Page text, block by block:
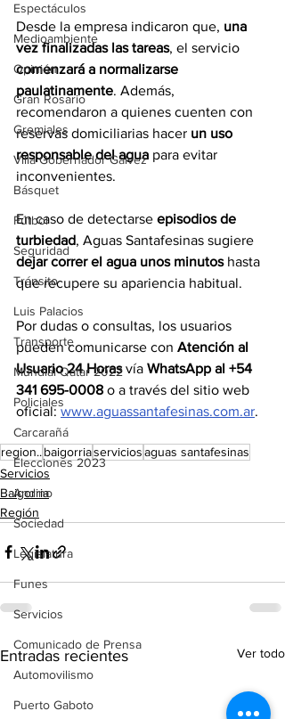
Espectáculos
Medioambiente
Opinión
Gran Rosario
Gremiales
Villa Gobernador Gálvez
Básquet
Fútbol
Seguridad
Tránsito
Luis Palacios
Transporte
Mundial Qatar 2022
Policiales
Carcarañá
Elecciones 2023
Andino
Sociedad
Legislatura
Funes
Servicios
Comunicado de Prensa
Automovilismo
Puerto Gaboto
Desde la empresa indicaron que, una
vez finalizadas las tareas, el servicio
comenzará a normalizarse
paulatinamente. Además,
recomendaron a quienes cuenten con
reservas domiciliarias hacer un uso
responsable del agua para evitar
inconvenientes.
En caso de detectarse episodios de
turbiedad, Aguas Santafesinas sugiere
dejar correr el agua unos minutos hasta
que recupere su apariencia habitual.
Por dudas o consultas, los usuarios
pueden comunicarse con Atención al
Usuario 24 Horas vía WhatsApp al +54
341 695-0008 o a través del sitio web
oficial: www.aguassantafesinas.com.ar.
region.. baigorriaserviciosaguas santafesinas
Servicios
Baigorria
Región
Entradas recientes Ver todo